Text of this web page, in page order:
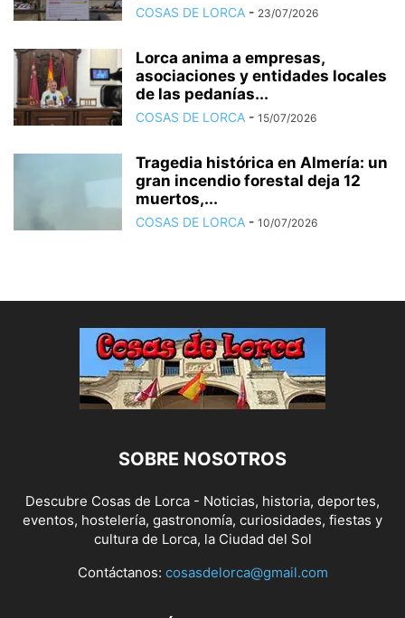
COSAS DE LORCA - 23/07/2026
Lorca anima a empresas,
asociaciones y entidades locales
de las pedanías...
COSAS DE LORCA - 15/07/2026
Tragedia histórica en Almería: un
gran incendio forestal deja 12
muertos,...
COSAS DE LORCA - 10/07/2026
SOBRE NOSOTROS
Descubre Cosas de Lorca - Noticias, historia, deportes,
eventos, hostelería, gastronomía, curiosidades, fiestas y
cultura de Lorca, la Ciudad del Sol
Contáctanos: cosasdelorca@gmail.com